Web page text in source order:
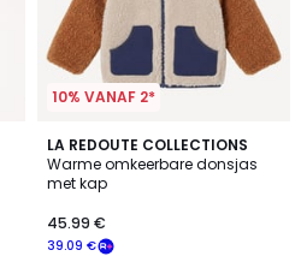
10% VANAF 2*
LA REDOUTE COLLECTIONS
Warme omkeerbare donsjas
met kap
39.09 €
45.99 €
4.6
/ 5